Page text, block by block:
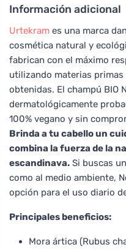
Información adicional
Urtekram es una marca
cosmética natural y
fabrican con el máximo
utilizando materias
obtenidas. El champú BIO
dermatológicamente
100% vegano y sin
Brinda a tu cabello un
combina la fuerza de la
escandinava. Si buscas
como al medio ambiente,
opción para el uso diario
Principales beneficios:
Mora ártica (Rubus